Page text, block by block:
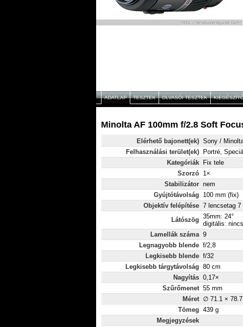
ADATLAP TESZTEK OLVASÓI TESZTEK
Minolta AF 100mm f/2.8 Soft
Elérhető bajonett(ek) Sony /
Felhasználási terület(ek)
Portré,
Kategóriák
Fix tele
Szorzó 1×
Stabilizátor nem
Gyújtótávolság
100 mm (fix)
Objektív felépítése 7 lencsetag 7
Látószög 35mm: 24°
digitális:
Lamellák száma 9
Legnagyobb blende f/2,8
Legkisebb blende f/32
Legkisebb tárgytávolság 80 cm
Nagyítás 0,17×
Szűrőmenet 55 mm
Méret ∅ 71.1 ×
Tömeg 439 g
Megjegyzések